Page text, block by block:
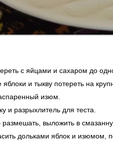
с яйцами и сахаром до
и тыкву потереть на
изюм.
и разрыхлитель для теста.
размешать, выложить в
дольками яблок и изюмом,